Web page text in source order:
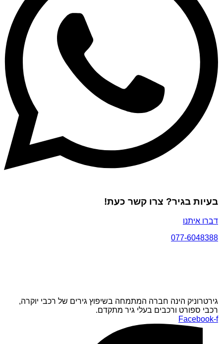
בעיות בגיר? צרו קשר כעת!
דברו איתנו
077-6048388
גירטרוניק הינה חברה המתמחה בשיפוץ גירים של רכבי יוקרה,
רכבי ספורט ורכבים בעלי גיר מתקדם.
Facebook-f